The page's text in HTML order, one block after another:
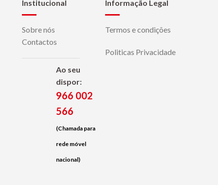
Institucional
Sobre nós
Contactos
Ao seu
dispor:
966 002
566
(Chamada para
rede móvel
nacional)
Informação Legal
Termos e condições
Politicas Privacidade